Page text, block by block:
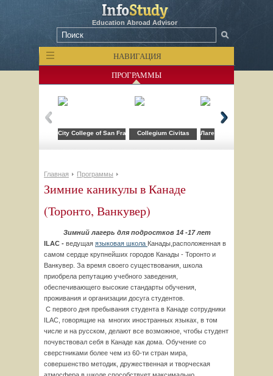
Education Abroad Advisor
НАВИГАЦИЯ
ПРОГРАММЫ
City College of San FranciscoCollegium Civitas Лагерь компьютерных
Главная Программы
Зимние каникулы в Канаде
(Торонто, Ванкувер)
Зимний лагерь для подростков 14 -17 лет
ILAC - ведущая языковая школа Канады,расположенная в
самом сердце крупнейших городов Канады - Торонто и
Ванкувер. За время своего существования, школа
приобрела репутацию учебного заведения,
обеспечивающего высокие стандарты обучения,
проживания и организации досуга студентов.
С первого дня пребывания студента в Канаде сотрудники
ILAC, говорящие на многих иностранных языках, в том
числе и на русском, делают все возможное, чтобы студент
почувствовал себя в Канаде как дома. Обучение со
сверстниками более чем из 60-ти стран мира,
совершенство методик, дружественная и творческая